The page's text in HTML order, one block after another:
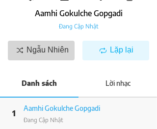
Aamhi Gokulche Gopgadi
Đang Cập Nhật
Ngẫu Nhiên Lặp lại
Danh sách Lời nhạc
1
Aamhi Gokulche Gopgadi
Đang Cập Nhật